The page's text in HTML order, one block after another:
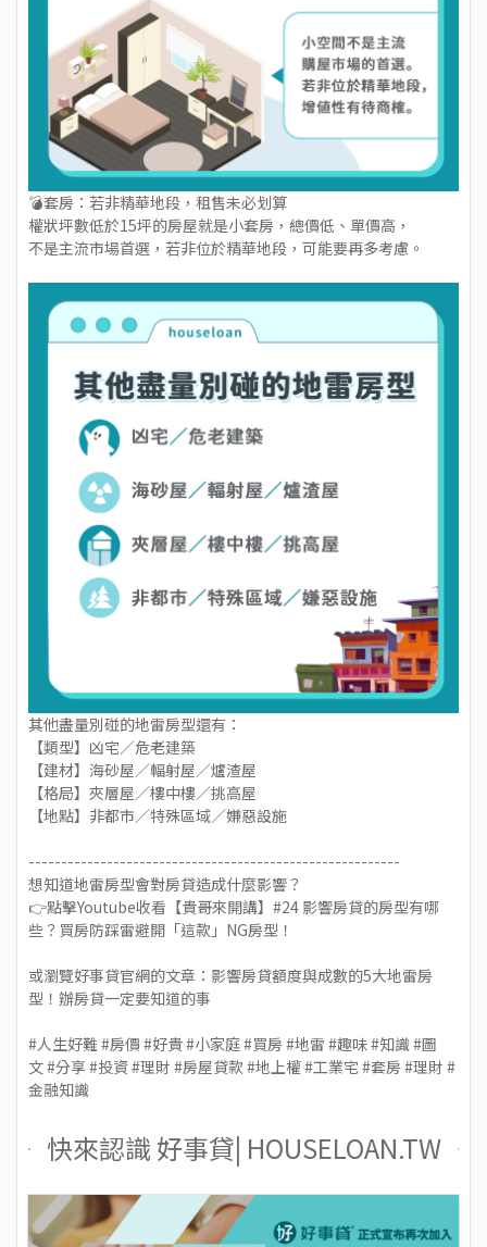
💣套房：若非精華地段，租售未必划算
權狀坪數低於15坪的房屋就是小套房，總價低、單價高，
不是主流市場首選，若非位於精華地段，可能要再多考慮。
其他盡量別碰的地雷房型還有：
【類型】凶宅／危老建築
【建材】海砂屋／輻射屋／爐渣屋
【格局】夾層屋／樓中樓／挑高屋
【地點】非都市／特殊區域／嫌惡設施
---------------------------------------------------------
想知道地雷房型會對房貸造成什麼影響？
👉點擊Youtube收看【貴哥來開講】#24 影響房貸的房型有哪
些？買房防踩雷避開「這款」NG房型！
或瀏覽好事貸官網的文章： 影響房貸額度與成數的5大地雷房
型！辦房貸一定要知道的事
#人生好難 #房價 #好貴#小家庭#買房#地雷 #趣味#知識#圖
文#分享#投資#理財 #房屋貸款 #地上權#工業宅 #套房#理財 #
金融知識
快來認識 好事貸| HOUSELOAN.TW